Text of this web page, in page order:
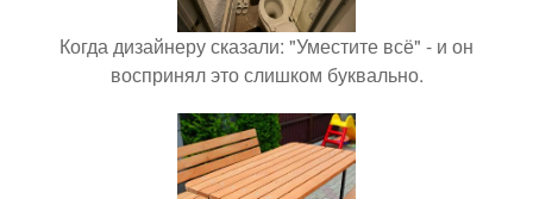
Когда дизайнеру сказали: "Уместите всё" - и он
воспринял это слишком буквально.